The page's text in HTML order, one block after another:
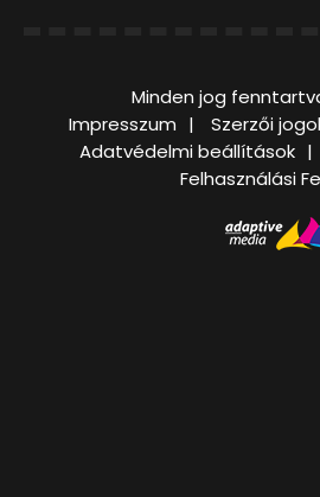
Minden jog
Impresszum
Szerzői
Adatvédelmi beállítások
Felhasználási